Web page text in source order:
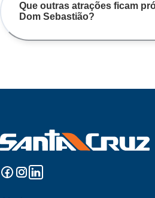
Que outras atrações ficam
Dom Sebastião?